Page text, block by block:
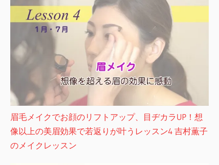
眉毛メイクでお顔のリフトアップ、目ヂカラUP！想
像以上の美眉効果で若返りが叶うレッスン4 吉村薫子
のメイクレッスン